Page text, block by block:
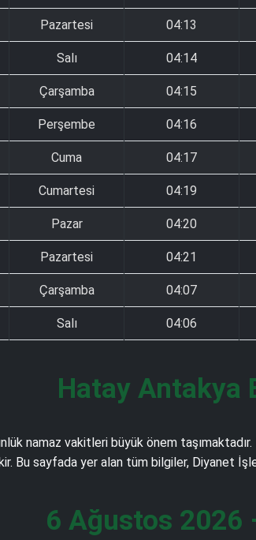
Pazartesi 04:13
Salı 04:14
Çarşamba 04:15
Perşembe 04:16
Cuma 04:17
Cumartesi 04:19
Pazar 04:20
Pazartesi 04:21
Çarşamba 04:07
Salı 04:06
Hatay Antakya
namaz vakitleri büyük önem
Bu sayfada yer alan tüm bilgiler, Diyanet
6 Ağustos 2026